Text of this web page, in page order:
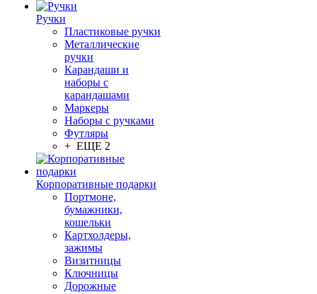
Ручки
Пластиковые ручки
Металлические
ручки
Карандаши и
наборы с
карандашами
Маркеры
Наборы с ручками
Футляры
+ ЕЩЕ 2
Корпоративные подарки
Портмоне,
бумажники,
кошельки
Картхолдеры,
зажимы
Визитницы
Ключницы
Дорожные